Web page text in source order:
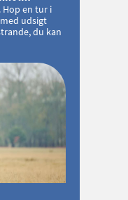
en tur i
udsigt
du kan